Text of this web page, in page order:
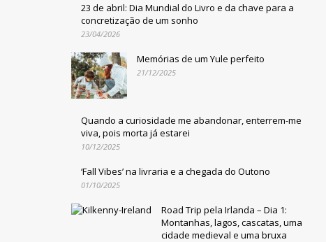
23 de abril: Dia Mundial do Livro e da chave para a
concretização de um sonho
23/04/2026
Memórias de um Yule perfeito
21/12/2025
Quando a curiosidade me abandonar, enterrem-me
viva, pois morta já estarei
10/12/2025
‘Fall Vibes’ na livraria e a chegada do Outono
01/10/2025
Road Trip pela Irlanda – Dia 1:
Montanhas, lagos, cascatas, uma
cidade medieval e uma bruxa